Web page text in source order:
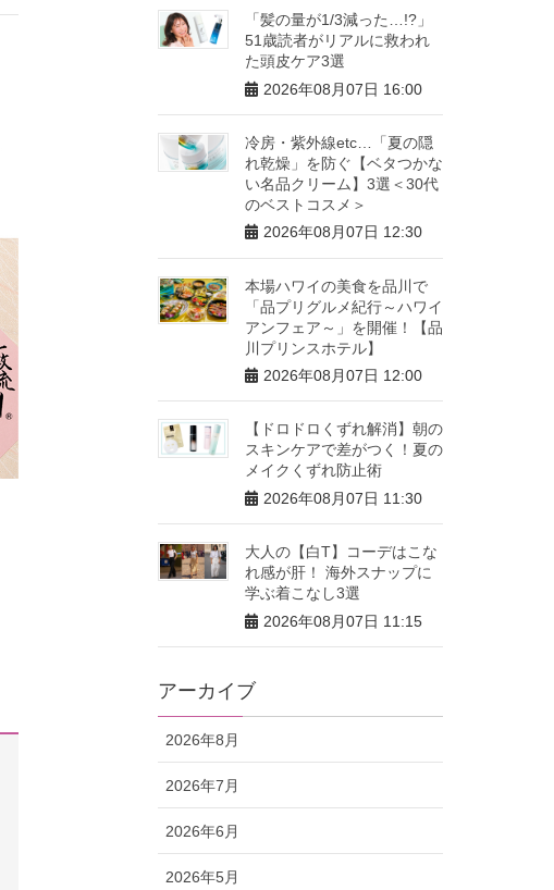
「髪の量が1/3減った…!?」
51歳読者がリアルに救われ
た頭皮ケア3選
2026年08月07日 16:00
冷房・紫外線etc…「夏の隠
れ乾燥」を防ぐ【ベタつかな
い名品クリーム】3選＜30代
のベストコスメ＞
2026年08月07日 12:30
本場ハワイの美食を品川で
「品プリグルメ紀行～ハワイ
アンフェア～」を開催！【品
川プリンスホテル】
2026年08月07日 12:00
【ドロドロくずれ解消】朝の
スキンケアで差がつく！夏の
メイクくずれ防止術
2026年08月07日 11:30
大人の【白T】コーデはこな
れ感が肝！ 海外スナップに
学ぶ着こなし3選
2026年08月07日 11:15
アーカイブ
2026年8月
2026年7月
2026年6月
2026年5月